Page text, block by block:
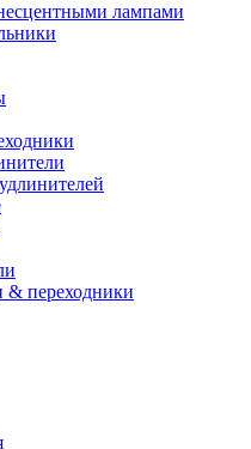
лампами
& переходники